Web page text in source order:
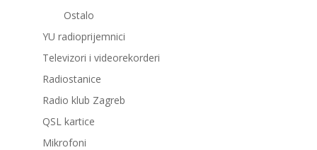
Ostalo
YU radioprijemnici
Televizori i videorekorderi
Radiostanice
Radio klub Zagreb
QSL kartice
Mikrofoni